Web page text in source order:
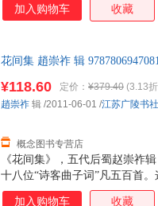
加入购物车 收藏
花间集 趙崇祚 辑
《花间集》，五代后蜀赵崇祚
十八位“诗客曲子词”凡五百首
文人词集，它不仅汇集了晚唐
¥118.60 定价： ¥379.40 (3.13
概念图书专营店
趙崇祚 辑 /2011-06-01 /江苏广陵书
加入购物车 收藏